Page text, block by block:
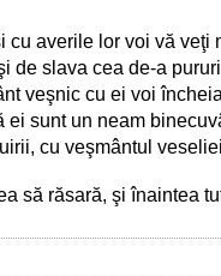
averile lor voi vă veţi
de slava cea de-a
veşnic cu ei voi
sunt un neam
cu veşmântul
să răsară, şi înaintea